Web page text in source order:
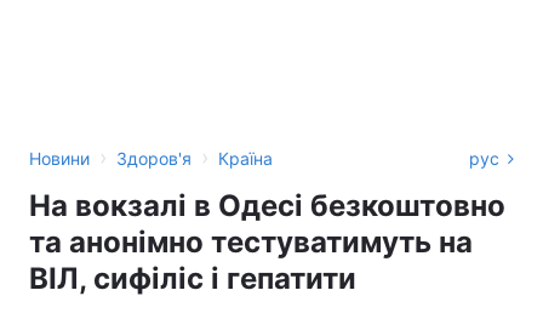
Новини › Здоров'я › Країна рус
На вокзалі в Одесі безкоштовно
та анонімно тестуватимуть на
ВІЛ, сифіліс і гепатити